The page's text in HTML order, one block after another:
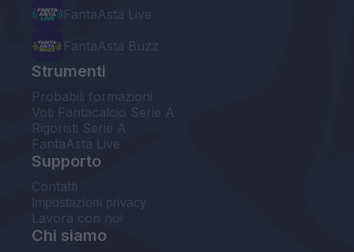
FantaAsta Live
FantaAsta Buzz
Strumenti
Probabili formazioni
Voti Fantacalcio Serie A
Rigoristi Serie A
FantaAsta Live
Supporto
Contatti
Impostazioni privacy
Lavora con noi
Chi siamo